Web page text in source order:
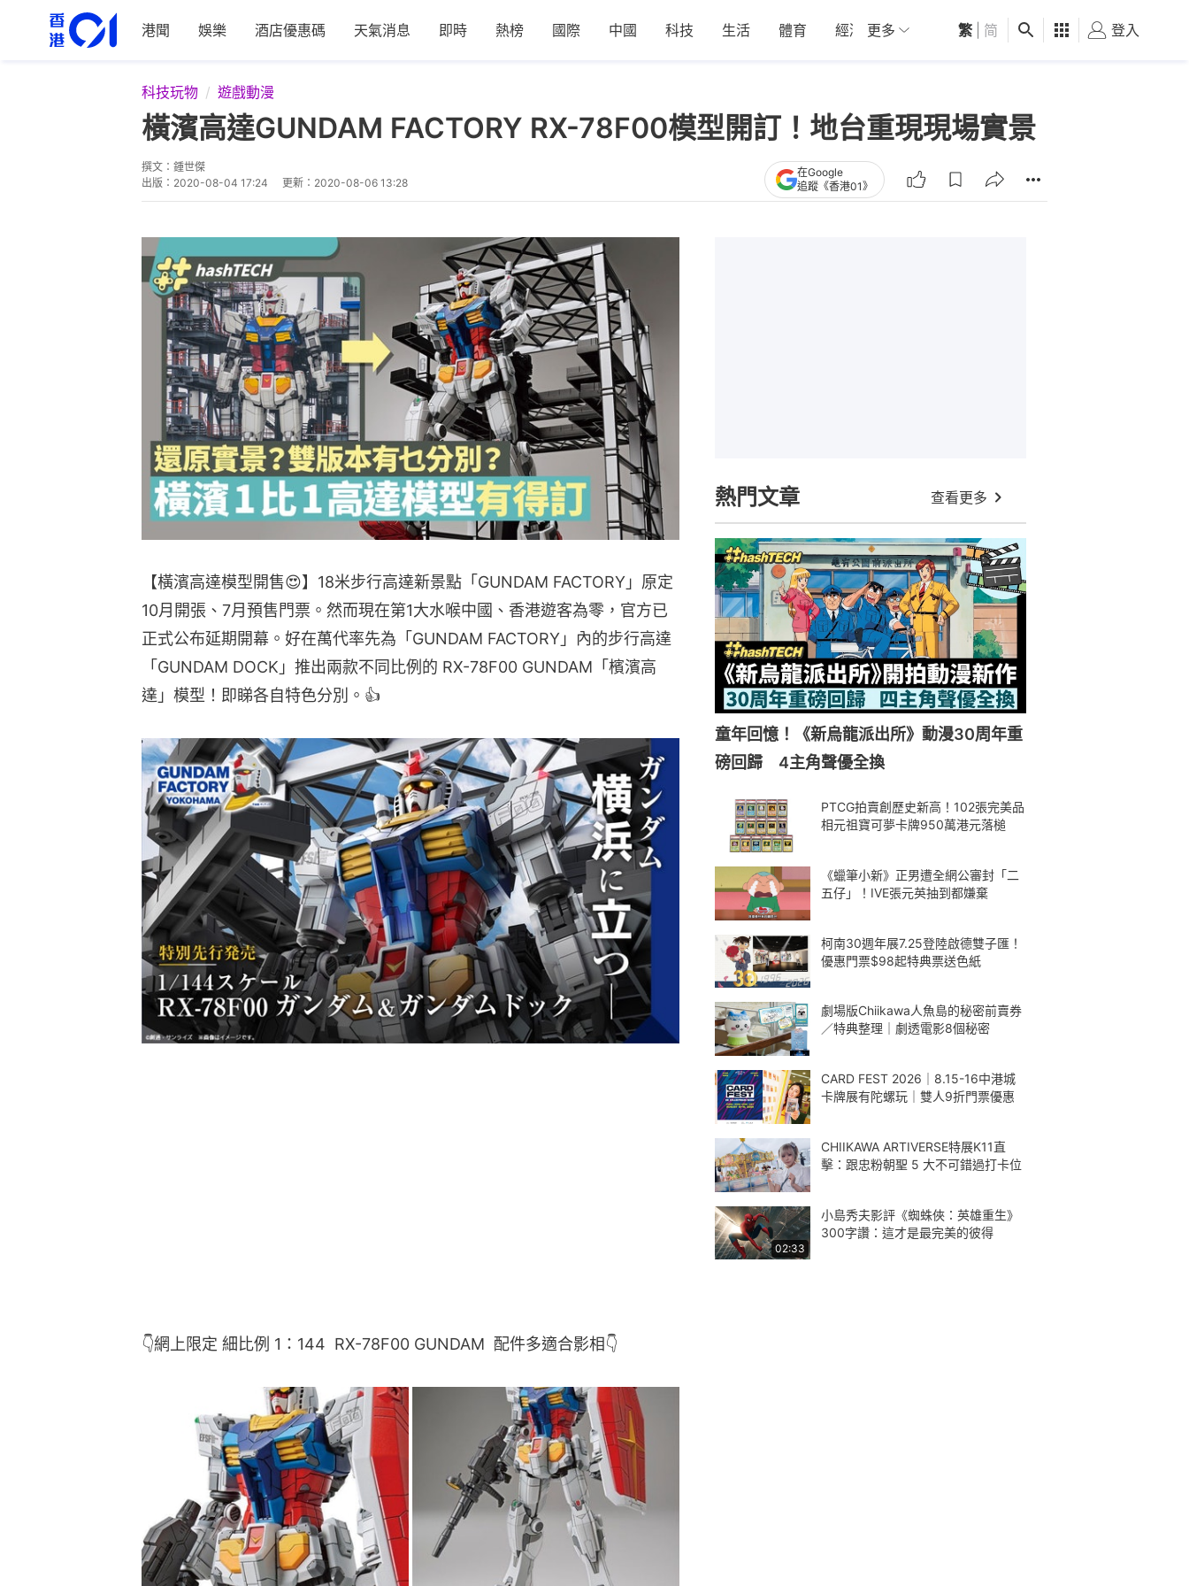
港聞 娛樂 酒店優惠碼 天氣消息 即時 熱榜 國際 中國 科技 生活 體育 經濟 01深圳 觀點 健康 好食玩飛
更多 繁 简 登入
科技玩物 遊戲動漫
橫濱高達GUNDAM FACTORY RX-78F00模型開訂！地台重現現場實景
撰文： 鍾世傑
出版： 2020-08-04 17:24 更新： 2020-08-06 13:28
在Google
追蹤《香港01》
【橫濱高達模型開售😍】18米步行高達新景點「GUNDAM FACTORY」原定
10月開張、7月預售門票。然而現在第1大水喉中國、香港遊客為零，官方已
正式公布延期開幕。好在萬代率先為「GUNDAM FACTORY」內的步行高達
「GUNDAM DOCK」推出兩款不同比例的 RX-78F00 GUNDAM「檳濱高
達」模型！即睇各自特色分別。👍
👇網上限定 細比例 1：144  RX-78F00 GUNDAM  配件多適合影相👇
熱門文章 查看更多
童年回憶！《新烏龍派出所》動漫30周年重
磅回歸 4主角聲優全換
PTCG拍賣創歷史新高！102張完美品
相元祖寶可夢卡牌950萬港元落槌
《蠟筆小新》正男遭全網公審封「二
五仔」！IVE張元英抽到都嫌棄
柯南30週年展7.25登陸啟德雙子匯！
優惠門票$98起特典票送色紙
劇場版Chiikawa人魚島的秘密前賣券
／特典整理｜劇透電影8個秘密
CARD FEST 2026｜8.15-16中港城
卡牌展有陀螺玩｜雙人9折門票優惠
CHIIKAWA ARTIVERSE特展K11直
擊：跟忠粉朝聖 5 大不可錯過打卡位
02:33
小島秀夫影評《蜘蛛俠：英雄重生》
300字讚：這才是最完美的彼得